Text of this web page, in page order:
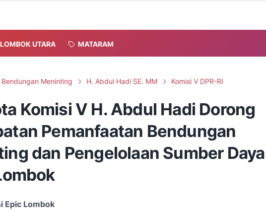
LOMBOK UTARA MATARAM
Bendungan Meninting H. Abdul Hadi SE. MM Komisi V DPR-RI
Komisi V H. Abdul Hadi Dorong
Pemanfaatan Bendungan
dan Pengelolaan Sumber Daya
Epic Lombok